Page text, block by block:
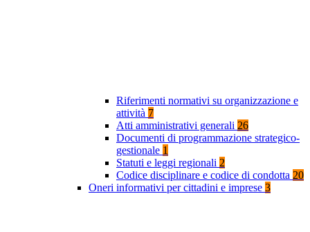
Riferimenti normativi su organizzazione e
attività 7
Atti amministrativi generali 26
Documenti di programmazione strategico-
gestionale 1
Statuti e leggi regionali 2
Codice disciplinare e codice di condotta 20
Oneri informativi per cittadini e imprese 3